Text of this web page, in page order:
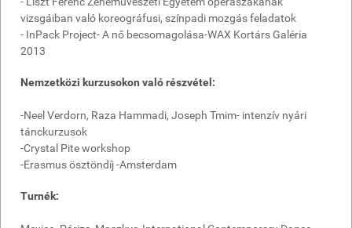
vizsgáiban való koreográfusi, színpadi mozgás feladatok
- InPack Project- A nő becsomagolása-WAX Kortárs Galéria
2013
Nemzetközi kurzusokon való részvétel:
-Neel Verdorn, Raza Hammadi, Joseph Tmim- intenzív nyári
tánckurzusok
-Crystal Pite workshop
-Erasmus ösztöndíj -Amsterdam
Turnék: